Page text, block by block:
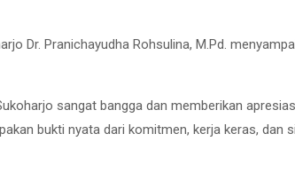
Dr. Pranichayudha Rohsulina, M.Pd.
sangat bangga dan memberikan
bukti nyata dari komitmen, kerja keras,